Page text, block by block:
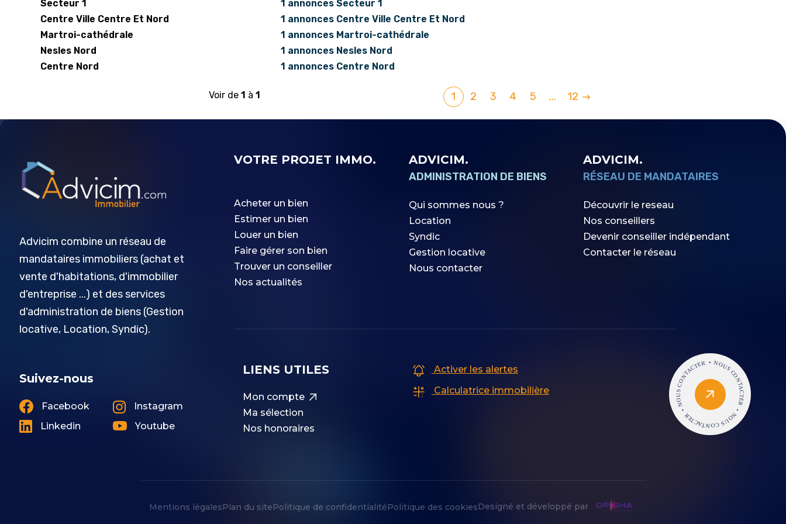
Secteur 1
1 annonces Secteur 1
Centre Ville Centre Et Nord
1 annonces Centre Ville Centre Et Nord
Martroi-cathédrale
1 annonces Martroi-cathédrale
Nesles Nord
1 annonces Nesles Nord
Centre Nord
1 annonces Centre Nord
Voir de1 à1 1 2 3 4 5 ... 12
Advicim combine un réseau de
mandataires immobiliers (achat et
vente d'habitations, d'immobilier
d'entreprise ...) et des services
d'administration de biens (Gestion
locative, Location, Syndic).
VOTRE PROJET IMMO.
Acheter un bien
Estimer un bien
Louer un bien
Faire gérer son bien
Trouver un conseiller
Nos actualités
ADVICIM.
ADMINISTRATION DE BIENS
Qui sommes nous ?
Location
Syndic
Gestion locative
Nous contacter
ADVICIM.
RÉSEAU DE MANDATAIRES
Découvrir le reseau
Nos conseillers
Devenir conseiller indépendant
Contacter le réseau
Suivez-nous
Facebook
Instagram
Linkedin
Youtube
LIENS UTILES
Mon compte
Ma sélection
Nos honoraires
Activer les alertes
Calculatrice immobilière
Mentions légalesPlan du sitePolitique de confidentialitéPolitique des cookiesDesigné et développé par